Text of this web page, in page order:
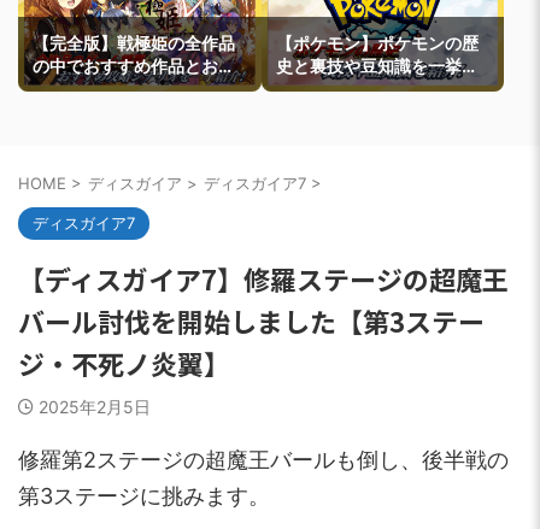
【完全版】戦極姫の全作品
の中でおすすめ作品とおす
すめ攻略ルートを一挙紹介
【ポケモン】ポケモンの歴
史と裏技や豆知識を一挙紹
介
HOME > ディスガイア > ディスガイア7 >
ディスガイア7
【ディスガイア7】修羅ステージの超魔王
バール討伐を開始しました【第3ステー
ジ・不死ノ炎翼】
2025年2月5日
修羅第2ステージの超魔王バールも倒し、後半戦の
第3ステージに挑みます。